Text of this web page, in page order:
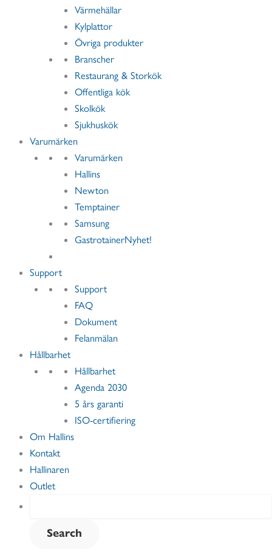
Värmehällar
Kylplattor
Övriga produkter
Branscher
Restaurang & Storkök
Offentliga kök
Skolkök
Sjukhuskök
Varumärken
Varumärken
Hallins
Newton
Temptainer
Samsung
GastrotainerNyhet!
Support
Support
FAQ
Dokument
Felanmälan
Hållbarhet
Hållbarhet
Agenda 2030
5 års garanti
ISO-certifiering
Om Hallins
Kontakt
Hallinaren
Outlet